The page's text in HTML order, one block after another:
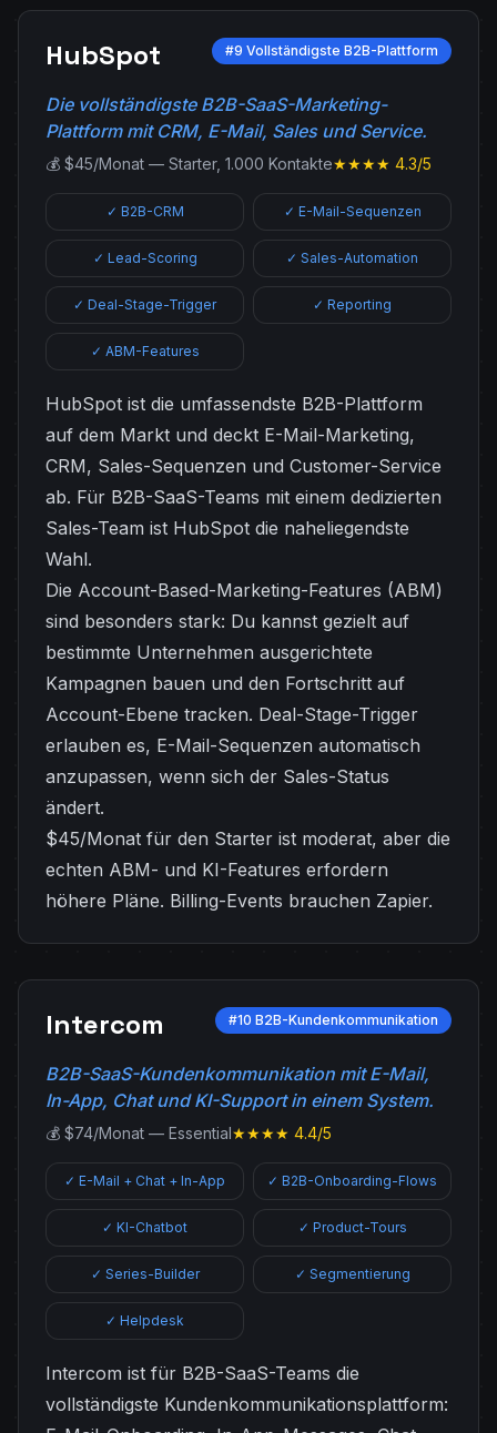
HubSpot #9 Vollständigste B2B-Plattform
Die vollständigste B2B-SaaS-Marketing-
Plattform mit CRM, E-Mail, Sales und Service.
💰 $45/Monat — Starter, 1.000 Kontakte★★★★ 4.3/5
✓ B2B-CRM ✓ E-Mail-Sequenzen
✓ Lead-Scoring ✓ Sales-Automation
✓ Deal-Stage-Trigger ✓ Reporting
✓ ABM-Features
HubSpot ist die umfassendste B2B-Plattform
auf dem Markt und deckt E-Mail-Marketing,
CRM, Sales-Sequenzen und Customer-Service
ab. Für B2B-SaaS-Teams mit einem dedizierten
Sales-Team ist HubSpot die naheliegendste
Wahl.
Die Account-Based-Marketing-Features (ABM)
sind besonders stark: Du kannst gezielt auf
bestimmte Unternehmen ausgerichtete
Kampagnen bauen und den Fortschritt auf
Account-Ebene tracken. Deal-Stage-Trigger
erlauben es, E-Mail-Sequenzen automatisch
anzupassen, wenn sich der Sales-Status
ändert.
$45/Monat für den Starter ist moderat, aber die
echten ABM- und KI-Features erfordern
höhere Pläne. Billing-Events brauchen Zapier.
Intercom #10 B2B-Kundenkommunikation
B2B-SaaS-Kundenkommunikation mit E-Mail,
In-App, Chat und KI-Support in einem System.
💰 $74/Monat — Essential★★★★ 4.4/5
✓ E-Mail + Chat + In-App ✓ B2B-Onboarding-Flows
✓ KI-Chatbot ✓ Product-Tours
✓ Series-Builder ✓ Segmentierung
✓ Helpdesk
Intercom ist für B2B-SaaS-Teams die
vollständigste Kundenkommunikationsplattform: